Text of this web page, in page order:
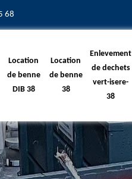
68
Location
de benne
DIB 38
Location
de benne
38
Enlevement
de dechets
vert-isere-
38